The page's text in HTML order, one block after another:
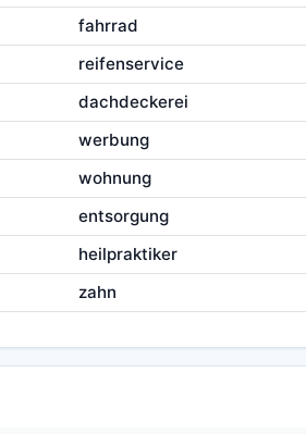
fahrrad
reifenservice
dachdeckerei
werbung
wohnung
entsorgung
heilpraktiker
zahn